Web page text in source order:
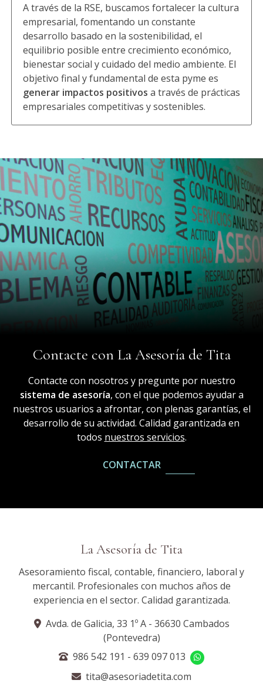
A través de la RSE, buscamos fortalecer la cultura
empresarial, fomentando un constante
desarrollo basado en la sostenibilidad, el
equilibrio posible entre crecimiento económico,
bienestar social y cuidado del medio ambiente. El
objetivo final y fundamental de esta pyme es
generar impactos positivos a través de prácticas
empresariales competitivas y sostenibles.
Contacte con La Asesoría de Tita
Contacte con nosotros y pregunte por nuestro
sistema de asesoría, con el que podemos ayudar a
nuestros usuarios a afrontar, con plenas garantías, el
desarrollo de su actividad. Calidad garantizada en
todos nuestros servicios.
CONTACTAR
La Asesoría de Tita
Asesoramiento fiscal, contable, financiero, laboral y
mercantil. Profesionales con muchos años de
experiencia en el sector. Calidad garantizada.
Avda. de Galicia, 33 1º A - 36630 Cambados
(Pontevedra)
986 542 191 - 639 097 013
tita@asesoriadetita.com